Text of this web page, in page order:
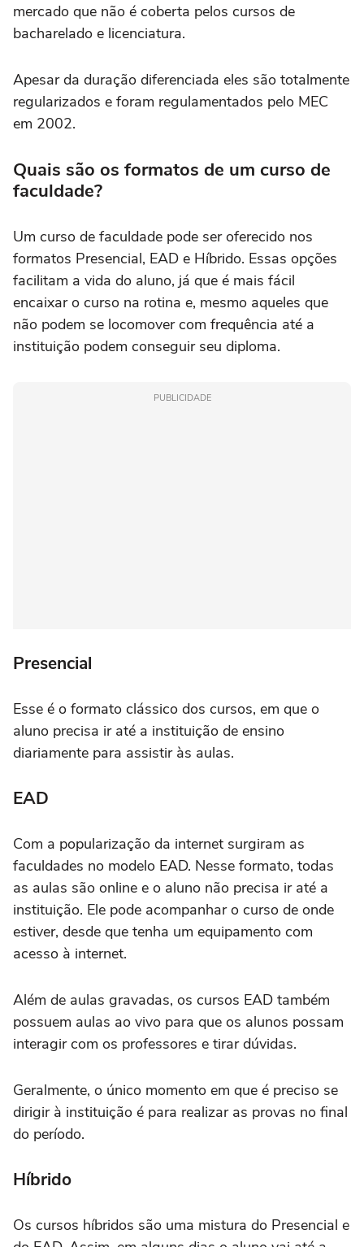
mercado que não é coberta pelos cursos de
bacharelado e licenciatura.
Apesar da duração diferenciada eles são totalmente
regularizados e foram regulamentados pelo MEC
em 2002.
Quais são os formatos de um curso de
faculdade?
Um curso de faculdade pode ser oferecido nos
formatos Presencial, EAD e Híbrido. Essas opções
facilitam a vida do aluno, já que é mais fácil
encaixar o curso na rotina e, mesmo aqueles que
não podem se locomover com frequência até a
instituição podem conseguir seu diploma.
PUBLICIDADE
Presencial
Esse é o formato clássico dos cursos, em que o
aluno precisa ir até a instituição de ensino
diariamente para assistir às aulas.
EAD
Com a popularização da internet surgiram as
faculdades no modelo EAD. Nesse formato, todas
as aulas são online e o aluno não precisa ir até a
instituição. Ele pode acompanhar o curso de onde
estiver, desde que tenha um equipamento com
acesso à internet.
Além de aulas gravadas, os cursos EAD também
possuem aulas ao vivo para que os alunos possam
interagir com os professores e tirar dúvidas.
Geralmente, o único momento em que é preciso se
dirigir à instituição é para realizar as provas no final
do período.
Híbrido
Os cursos híbridos são uma mistura do Presencial e